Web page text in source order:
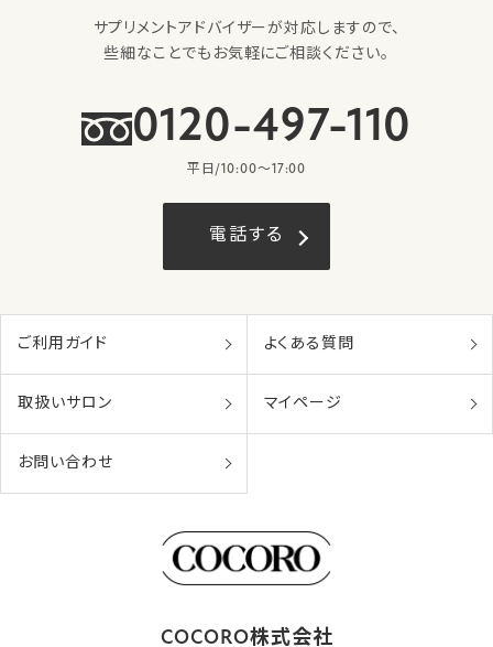
サプリメントアドバイザーが対応しますので、
些細なことでもお気軽にご相談ください。
0120-497-110
平日/10:00〜17:00
電話する
ご利用ガイド よくある質問
取扱いサロン マイページ
お問い合わせ
COCORO株式会社